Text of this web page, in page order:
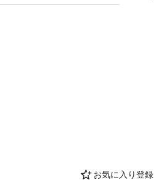
お気に入り登録
入できるミュージアムの情